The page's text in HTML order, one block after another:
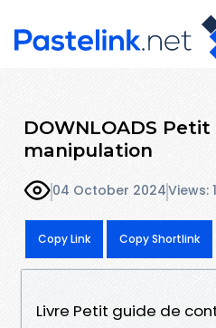
DOWNLOADS
manipulation
04 October 2024Views:
Copy Link Copy Shortlink
Livre Petit guide de